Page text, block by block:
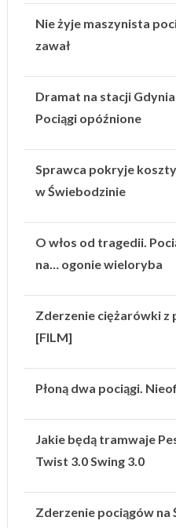
Nie żyje maszynista
zawał
Dramat na stacji
Pociągi opóźnione
Sprawca pokryje
w Świebodzinie
O włos od tragedii.
na… ogonie wieloryba
Zderzenie ciężarówki z
[FILM]
Płoną dwa pociągi.
Jakie będą tramwaje
Twist 3.0 Swing 3.0
Zderzenie pociągów na